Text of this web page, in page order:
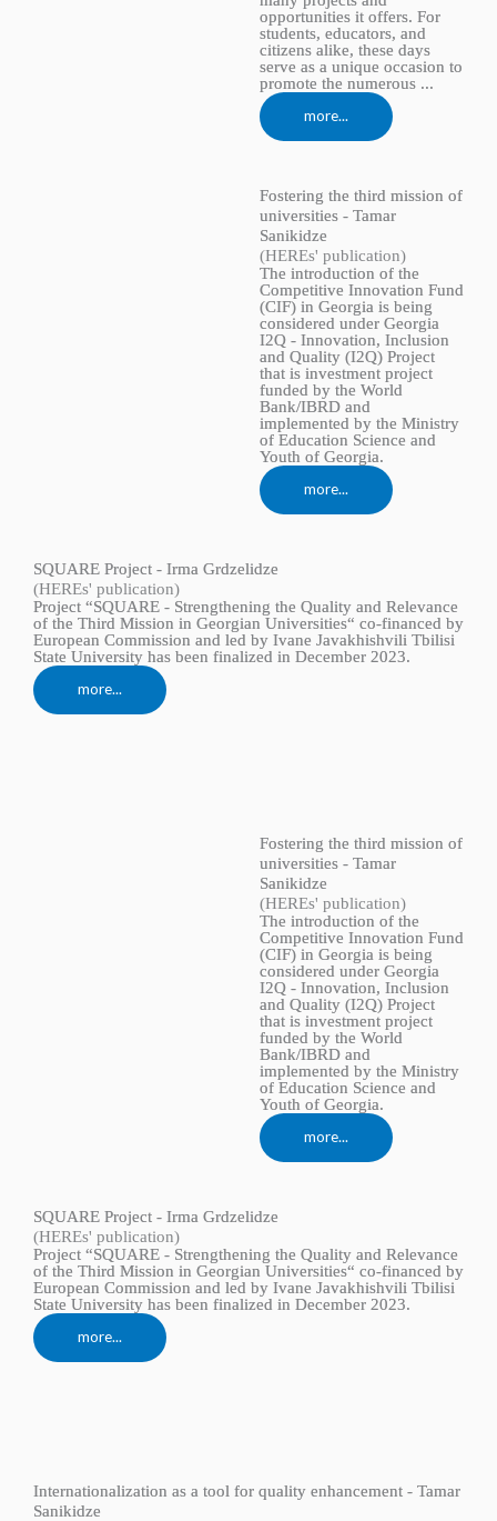
opportunities it offers. For
students, educators, and
citizens alike, these days
serve as a unique occasion to
promote the numerous ...
more...
Fostering the third mission of
universities - Tamar
Sanikidze
(HEREs' publication)
The introduction of the
Competitive Innovation Fund
(CIF) in Georgia is being
considered under Georgia
I2Q - Innovation, Inclusion
and Quality (I2Q) Project
that is investment project
funded by the World
Bank/IBRD and
implemented by the Ministry
of Education Science and
Youth of Georgia.
more...
SQUARE Project - Irma Grdzelidze
(HEREs' publication)
Project “SQUARE - Strengthening the Quality and Relevance
of the Third Mission in Georgian Universities“ co-financed by
European Commission and led by Ivane Javakhishvili Tbilisi
State University has been finalized in December 2023.
more...
Fostering the third mission of
universities - Tamar
Sanikidze
(HEREs' publication)
The introduction of the
Competitive Innovation Fund
(CIF) in Georgia is being
considered under Georgia
I2Q - Innovation, Inclusion
and Quality (I2Q) Project
that is investment project
funded by the World
Bank/IBRD and
implemented by the Ministry
of Education Science and
Youth of Georgia.
more...
SQUARE Project - Irma Grdzelidze
(HEREs' publication)
Project “SQUARE - Strengthening the Quality and Relevance
of the Third Mission in Georgian Universities“ co-financed by
European Commission and led by Ivane Javakhishvili Tbilisi
State University has been finalized in December 2023.
more...
Internationalization as a tool for quality enhancement - Tamar
Sanikidze